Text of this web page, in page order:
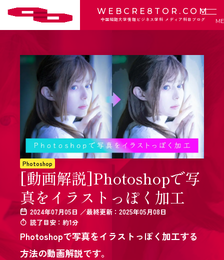
WEBCRE8TOR.COM
中国短期大学情報ビジネス学科 メディア科目ブログ
Photoshop
[動画解説]Photoshopで写
真をイラストっぽく加工
2024年07月05日 ／最終更新：2025年05月08日
読了目安：約1分
Photoshopで写真をイラストっぽく加工する
方法の動画解説です。